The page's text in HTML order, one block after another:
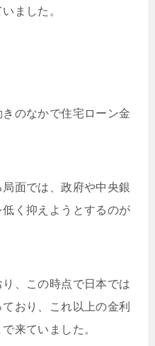
ました。
のなかで住宅ローン金
面では、政府や中央銀
く抑えようとするのが
、この時点で日本では
ており、これ以上の金利
来ていました。